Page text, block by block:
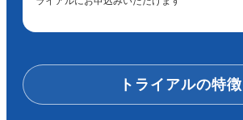
トライアルの特徴